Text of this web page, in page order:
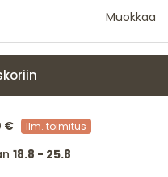
Muokkaa
€ Ilm. toimitus
18.8 - 25.8